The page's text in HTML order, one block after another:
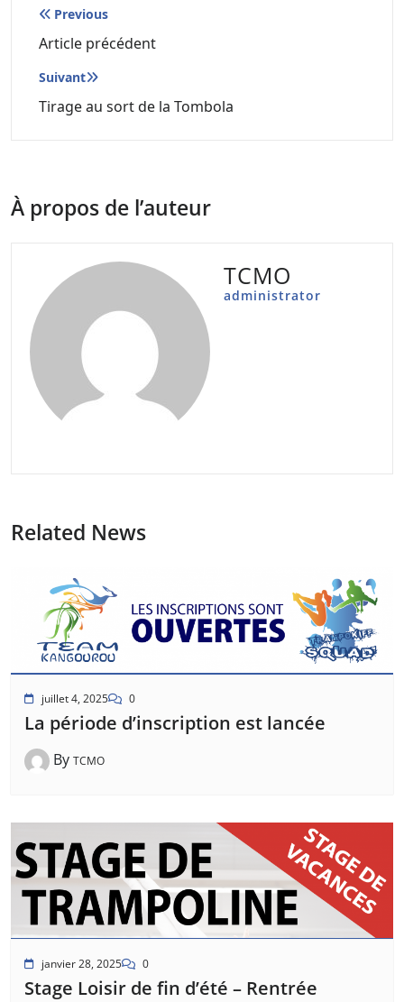
Navigation
de
l’article
Previous
Article précédent
Suivant
Tirage au sort de la Tombola
À propos de l’auteur
TCMO
administrator
Related News
juillet 4, 2025 0
La période d’inscription est lancée
By TCMO
janvier 28, 2025 0
Stage Loisir de fin d’été – Rentrée